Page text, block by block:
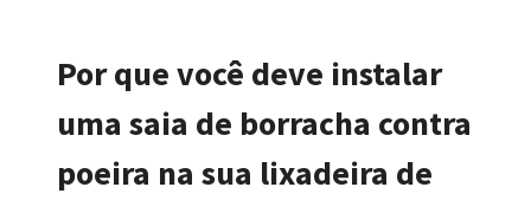
Por que você deve instalar
uma saia de borracha contra
poeira na sua lixadeira de